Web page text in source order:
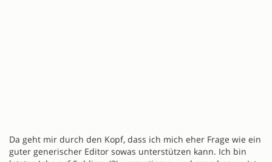
Da geht mir durch den Kopf, dass ich mich eher Frage wie ein
guter generischer Editor sowas unterstützen kann. Ich bin